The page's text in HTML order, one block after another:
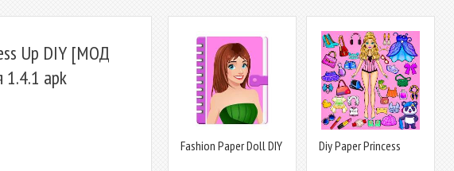
Up DIY [МОД
1.4.1 apk
Fashion Paper Doll DIY
Diy Paper Princess